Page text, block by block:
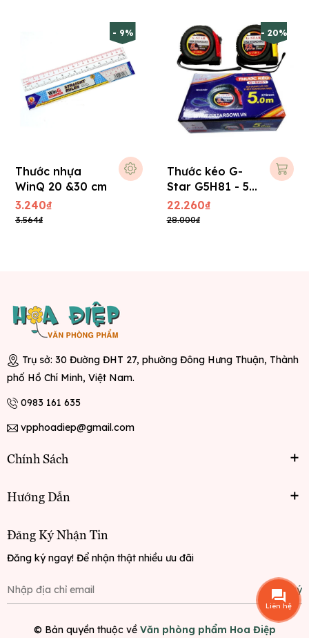
- 9%
Thước nhựa
WinQ 20 &30 cm
3.240₫
3.564₫
- 20%
Thước kéo G-
Star G5H81 - 5m
( cm )
22.260₫
28.000₫
Trụ sở: 30 Đường ĐHT 27, phường Đông Hưng Thuận, Thành
phố Hồ Chí Minh, Việt Nam.
0983 161 635
vpphoadiep@gmail.com
Chính Sách
Hướng Dẫn
Đăng Ký Nhận Tin
Đăng ký ngay! Để nhận thật nhiều ưu đãi
Đăng ký
© Bản quyền thuộc về Văn phòng phẩm Hoa Điệp
Liên hệ